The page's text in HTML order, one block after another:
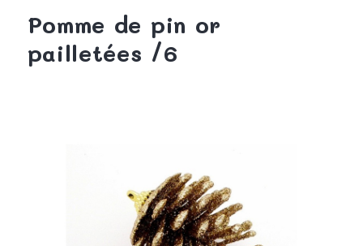
Pomme de pin or
pailletées /6